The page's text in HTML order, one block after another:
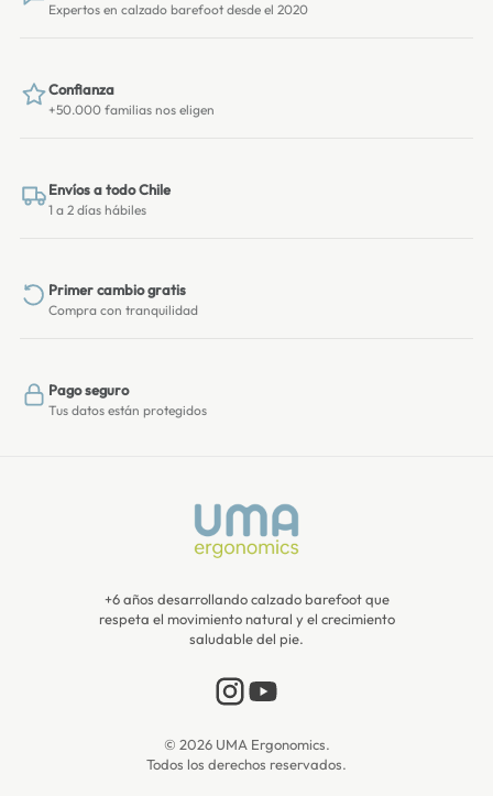
Expertos en calzado barefoot desde el 2020
Confianza
+50.000 familias nos eligen
Envíos a todo Chile
1 a 2 días hábiles
Primer cambio gratis
Compra con tranquilidad
Pago seguro
Tus datos están protegidos
+6 años desarrollando calzado barefoot que
respeta el movimiento natural y el crecimiento
saludable del pie.
© 2026 UMA Ergonomics.
Todos los derechos reservados.